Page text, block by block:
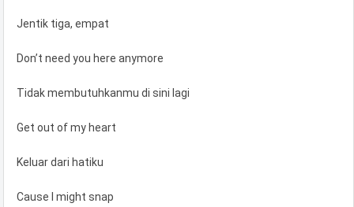
Jentik tiga, empat
Don’t need you here anymore
Tidak membutuhkanmu di sini lagi
Get out of my heart
Keluar dari hatiku
Cause I might snap